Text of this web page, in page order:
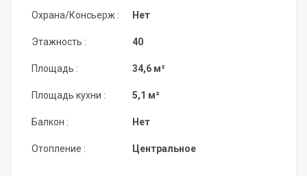
Охрана/Консьерж :
Этажность :
Площадь :
Площадь кухни :
Балкон :
Отопление :
Нет
40
34,6 м²
5,1 м²
Нет
Центральное